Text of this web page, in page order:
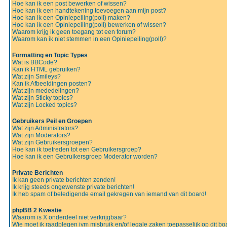
Hoe kan ik een post bewerken of wissen?
Hoe kan ik een handtekening toevoegen aan mijn post?
Hoe kan ik een Opiniepeiling(poll) maken?
Hoe kan ik een Opiniepeiling(poll) bewerken of wissen?
Waarom krijg ik geen toegang tot een forum?
Waarom kan ik niet stemmen in een Opiniepeiling(poll)?
Formatting en Topic Types
Wat is BBCode?
Kan ik HTML gebruiken?
Wat zijn Smileys?
Kan ik Afbeeldingen posten?
Wat zijn mededelingen?
Wat zijn Sticky topics?
Wat zijn Locked topics?
Gebruikers Peil en Groepen
Wat zijn Administrators?
Wat zijn Moderators?
Wat zijn Gebruikersgroepen?
Hoe kan ik toetreden tot een Gebruikersgroep?
Hoe kan ik een Gebruikersgroep Moderator worden?
Private Berichten
Ik kan geen private berichten zenden!
Ik krijg steeds ongewenste private berichten!
Ik heb spam of beledigende email gekregen van iemand van dit board!
phpBB 2 Kwestie
Waarom is X onderdeel niet verkrijgbaar?
Wie moet ik raadplegen ivm misbruik en/of legale zaken toepasselijk op dit